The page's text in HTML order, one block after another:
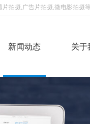
拍摄,广告片拍摄,微电影拍摄
新闻动态 关于